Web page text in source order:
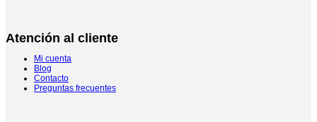
Atención al cliente
Mi cuenta
Blog
Contacto
Preguntas frecuentes